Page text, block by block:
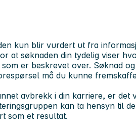
kun blir vurdert ut fra
at søknaden din tydelig viser
er beskrevet over. Søknad
må du kunne
avbrekk i din karriere, er det
kan ta hensyn til
som et resultat.